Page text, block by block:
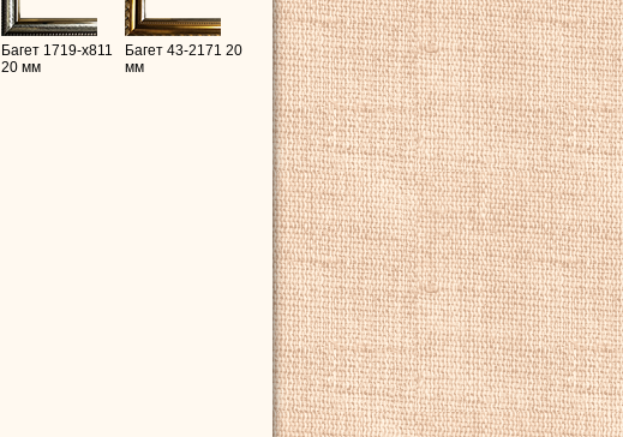
Багет 1719-x811
20 мм
Багет 43-2171 20
мм